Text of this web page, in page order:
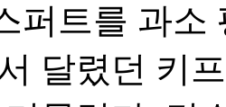
퍼트를 과
달렸던 키